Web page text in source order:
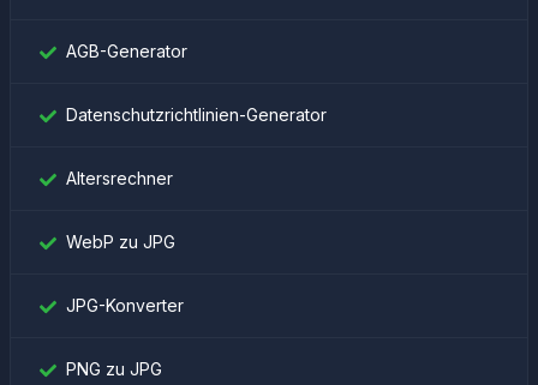
AGB-Generator
Datenschutzrichtlinien-Generator
Altersrechner
WebP zu JPG
JPG-Konverter
PNG zu JPG